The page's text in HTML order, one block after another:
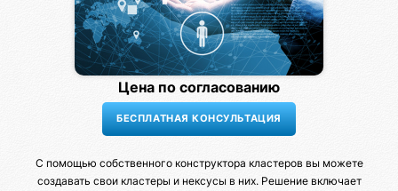
Цена по согласованию
С помощью собственного конструктора кластеров вы можете
создавать свои кластеры и нексусы в них. Решение включает